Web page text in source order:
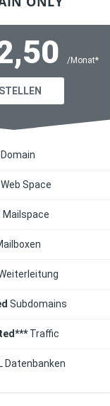
/Monat*
Domain
Web Space
Mailspace
Subdomains
Traffic
Datenbanken